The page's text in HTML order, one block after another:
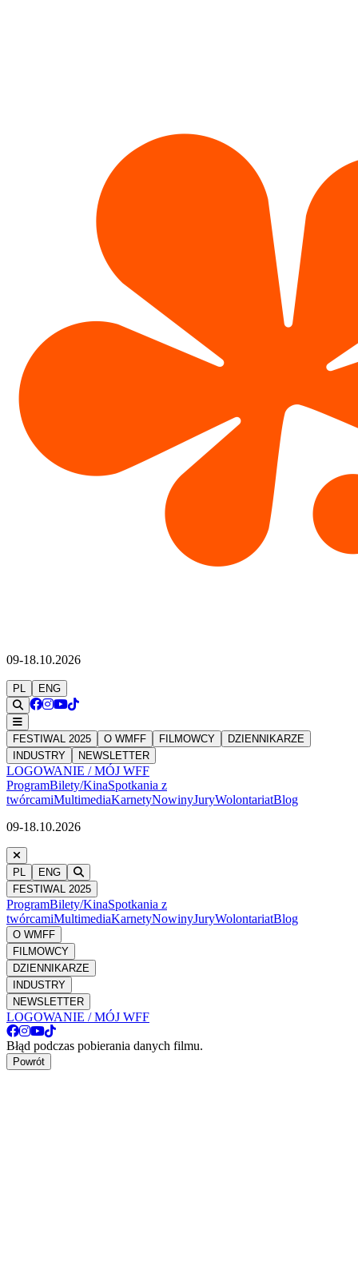
09-18.10.2026
PL ENG
FESTIWAL 2025 O WMFF FILMOWCY
DZIENNIKARZE
INDUSTRY
NEWSLETTER
LOGOWANIE / MÓJ WFF
ProgramBilety/KinaSpotkania z
twórcamiMultimediaKarnetyNowinyJuryWolontariatBlog
09-18.10.2026
PL
ENG
FESTIWAL 2025
ProgramBilety/KinaSpotkania z
twórcamiMultimediaKarnetyNowinyJuryWolontariatBlog
O WMFF
FILMOWCY
DZIENNIKARZE
INDUSTRY
NEWSLETTER
LOGOWANIE / MÓJ WFF
Błąd podczas pobierania danych filmu.
Powrót